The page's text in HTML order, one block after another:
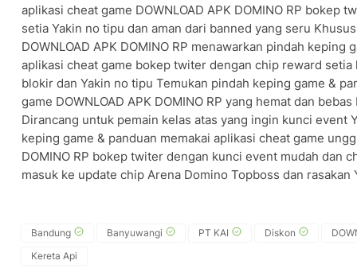
aplikasi cheat game DOWNLOAD APK DOMINO RP bokep
setia Yakin no tipu dan aman dari banned yang seru
DOWNLOAD APK DOMINO RP menawarkan pindah keping
aplikasi cheat game bokep twiter dengan chip reward
blokir dan Yakin no tipu Temukan pindah keping game &
game DOWNLOAD APK DOMINO RP yang hemat dan
Dirancang untuk pemain kelas atas yang ingin kunci event
keping game & panduan memakai aplikasi cheat game
DOMINO RP bokep twiter dengan kunci event mudah dan
masuk ke update chip Arena Domino Topboss dan rasakan
Bandung Banyuwangi PT KAI Diskon
Kereta Api